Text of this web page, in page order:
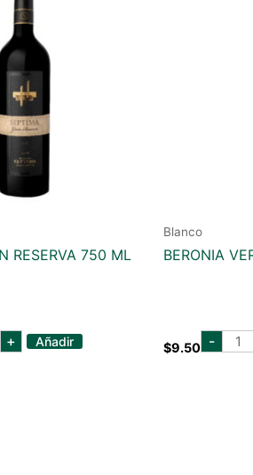
RESERVA 750 ML
+ Añadir
Blanco
BERONIA
$9.50 -